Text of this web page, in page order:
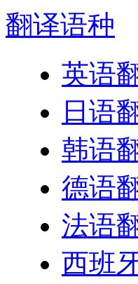
翻译语种
英语
日语
韩语
德语
法语
西班